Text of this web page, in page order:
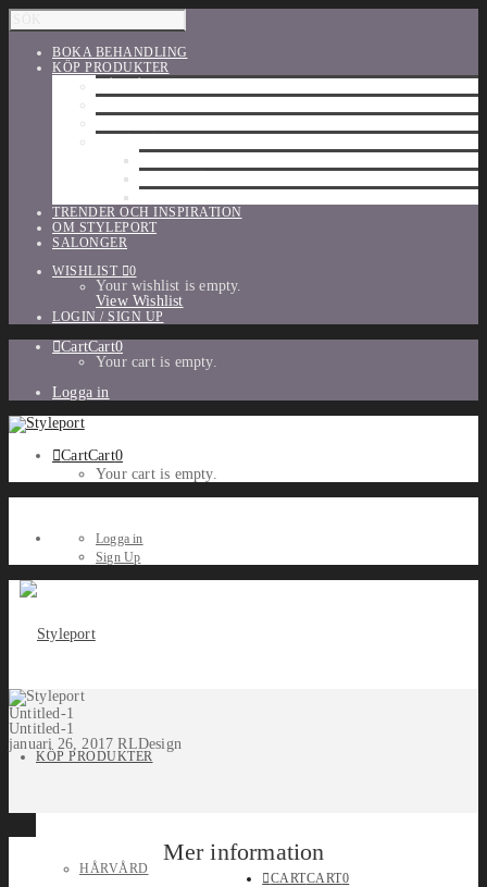
BOKA BEHANDLING
KÖP PRODUKTER
TRENDER OCH INSPIRATION
OM STYLEPORT
SALONGER
WISHLIST
0
Your wishlist is empty.
View Wishlist
LOGIN / SIGN UP
CartCart0
Your cart is empty.
Logga in
CartCart0
Your cart is empty.
Logga in
Sign Up
KÖP PRODUKTER
HÅRVÅRD
CARTCART0
Untitled-1
Untitled-1
januari 26, 2017 RLDesign
Mer information